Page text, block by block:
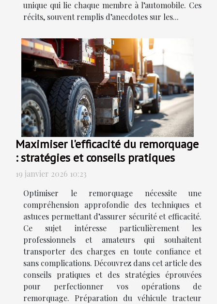
unique qui lie chaque membre à l’automobile. Ces
récits, souvent remplis d’anecdotes sur les...
Maximiser l'efficacité du remorquage
: stratégies et conseils pratiques
19 janvier 2026 10:23
Optimiser le remorquage nécessite une
compréhension approfondie des techniques et
astuces permettant d’assurer sécurité et efficacité.
Ce sujet intéresse particulièrement les
professionnels et amateurs qui souhaitent
transporter des charges en toute confiance et
sans complications. Découvrez dans cet article des
conseils pratiques et des stratégies éprouvées
pour perfectionner vos opérations de
remorquage. Préparation du véhicule tracteur